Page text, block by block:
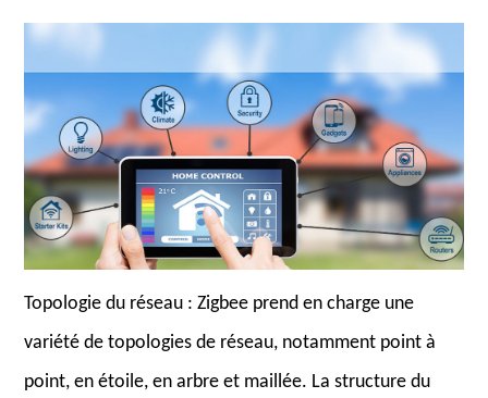
Topologie du réseau : Zigbee prend en charge une
variété de topologies de réseau, notamment point à
point, en étoile, en arbre et maillée. La structure du